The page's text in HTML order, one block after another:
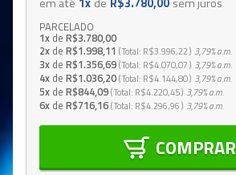
PARCELADO
1x de R$3.780,00
2x de R$1.998,11 Total R$3.996,22 3,79%a.m.
3x de R$1.356,69 Total R$4.070,07 3,79%a.m.
4x de R$1.036,20 Total R$4.144,80 3,79%a.m.
5x de R$844,09 Total R$4.220,45 3,79%a.m.
6x de R$716,16 Total R$4.296,96 3,79%a.m.
COMPRAR